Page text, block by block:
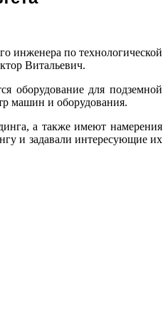
инженера по технологической
Витальевич.
оборудование для подземной
машин и оборудования.
а также имеют намерения
и задавали интересующие их